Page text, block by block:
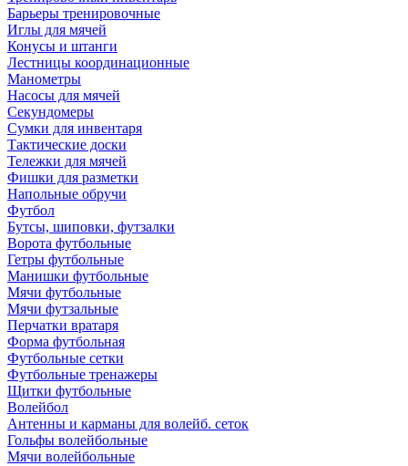
Барьеры тренировочные
Иглы для мячей
Конусы и штанги
Лестницы координационные
Манометры
Насосы для мячей
Секундомеры
Сумки для инвентаря
Тактические доски
Тележки для мячей
Фишки для разметки
Напольные обручи
Футбол
Бутсы, шиповки, футзалки
Ворота футбольные
Гетры футбольные
Манишки футбольные
Мячи футбольные
Мячи футзальные
Перчатки вратаря
Форма футбольная
Футбольные сетки
Футбольные тренажеры
Щитки футбольные
Волейбол
Антенны и карманы для волейб. сеток
Гольфы волейбольные
Мячи волейбольные